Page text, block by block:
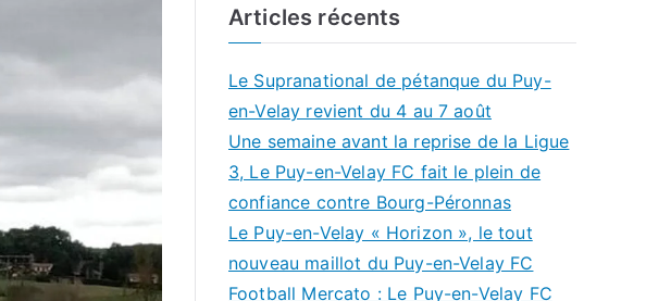
Articles récents
Le Supranational de pétanque du Puy-
en-Velay revient du 4 au 7 août
Une semaine avant la reprise de la Ligue
3, Le Puy-en-Velay FC fait le plein de
confiance contre Bourg-Péronnas
Le Puy-en-Velay « Horizon », le tout
nouveau maillot du Puy-en-Velay FC
Football Mercato : Le Puy-en-Velay FC